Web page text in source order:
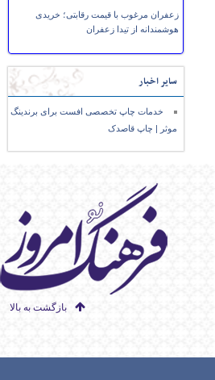
زعفران مرغوب با قیمت رقابتی؛ خریدی
هوشمندانه از تیدا زعفران
سایر اخبار
خدمات چاپ تخصصی افست برای برندینگ
موثر | چاپ قاصدک
بازگشت به بالا